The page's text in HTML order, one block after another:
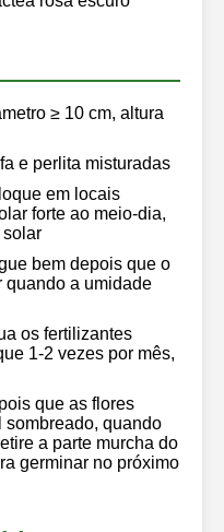
≥ 10 cm, altura
e perlita misturadas
em locais
forte ao meio-dia,
solar
bem depois que o
quando a umidade
os fertilizantes
1-2 vezes por mês,
que as flores
sombreado, quando
a parte murcha do
germinar no próximo